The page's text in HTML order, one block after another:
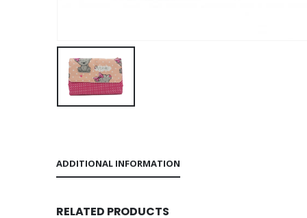
ADDITIONAL INFORMATION
RELATED PRODUCTS